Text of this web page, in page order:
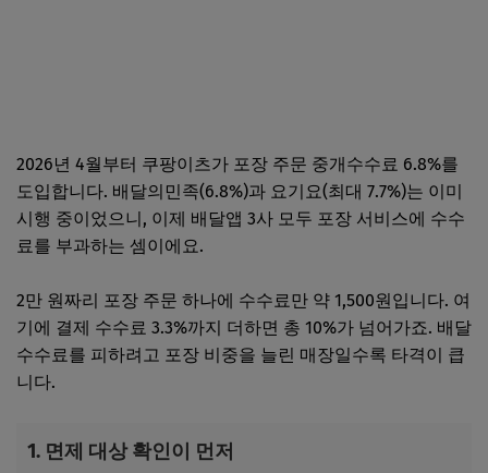
2026년 4월부터 쿠팡이츠가 포장 주문 중개수수료 6.8%를
도입합니다. 배달의민족(6.8%)과 요기요(최대 7.7%)는 이미
시행 중이었으니, 이제 배달앱 3사 모두 포장 서비스에 수수
료를 부과하는 셈이에요.
2만 원짜리 포장 주문 하나에 수수료만 약 1,500원입니다. 여
기에 결제 수수료 3.3%까지 더하면 총 10%가 넘어가죠. 배달
수수료를 피하려고 포장 비중을 늘린 매장일수록 타격이 큽
니다.
1. 면제 대상 확인이 먼저